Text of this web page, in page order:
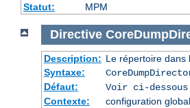
Statut:
MPM
Directive
Description: Le répertoire dans
Syntaxe:
Défaut:
Voir ci-
Contexte:
configuration